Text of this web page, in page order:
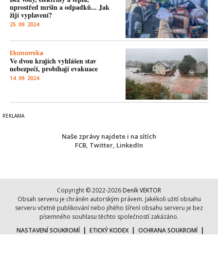
uprostřed mršin a odpadků... Jak
žijí vyplavení?
25. 09. 2024
Ekonomika
Ve dvou krajích vyhlášen stav
nebezpečí, probíhají evakuace
14. 09. 2024
Naše zprávy najdete i na sítích
FCB, Twitter, LinkedIn
Copyright © 2022-2026 Deník VEKTOR
Obsah serveru je chráněn autorským právem. Jakékoli užití obsahu
serveru včetně publikování nebo jihého šíření obsahu serveru je bez
písemného souhlasu těchto společností zakázáno.
NASTAVENÍ SOUKROMÍ | ETICKÝ KODEX | OCHRANA SOUKROMÍ |